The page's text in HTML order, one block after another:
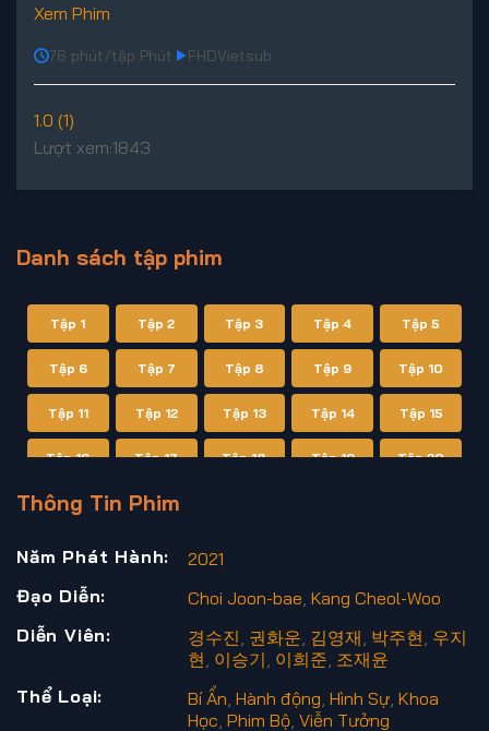
Xem Phim
76 phút/tập Phút FHDVietsub
1.0 (1)
Lượt xem:1843
Danh sách tập phim
Tập 1 Tập 2 Tập 3 Tập 4 Tập 5
Tập 6 Tập 7 Tập 8 Tập 9 Tập 10
Tập 11 Tập 12 Tập 13 Tập 14 Tập 15
Tập 16 Tập 17 Tập 18 Tập 19 Tập 20
Thông Tin Phim
Năm Phát Hành:
2021
Đạo Diễn:
Choi Joon-bae Kang Cheol-Woo
Diễn Viên:
경수진 권화운 김영재 박주현 우지
현 이승기 이희준 조재윤
Thể Loại:
Bí Ẩn Hành động Hình Sự Khoa
Học Phim Bộ Viễn Tưởng